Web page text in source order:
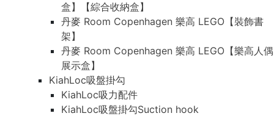
盒】【綜合收納盒】
丹麥 Room Copenhagen 樂高 LEGO【裝飾書
架】
丹麥 Room Copenhagen 樂高 LEGO【樂高人偶
展示盒】
KiahLoc吸盤掛勾
KiahLoc吸力配件
KiahLoc吸盤掛勾Suction hook